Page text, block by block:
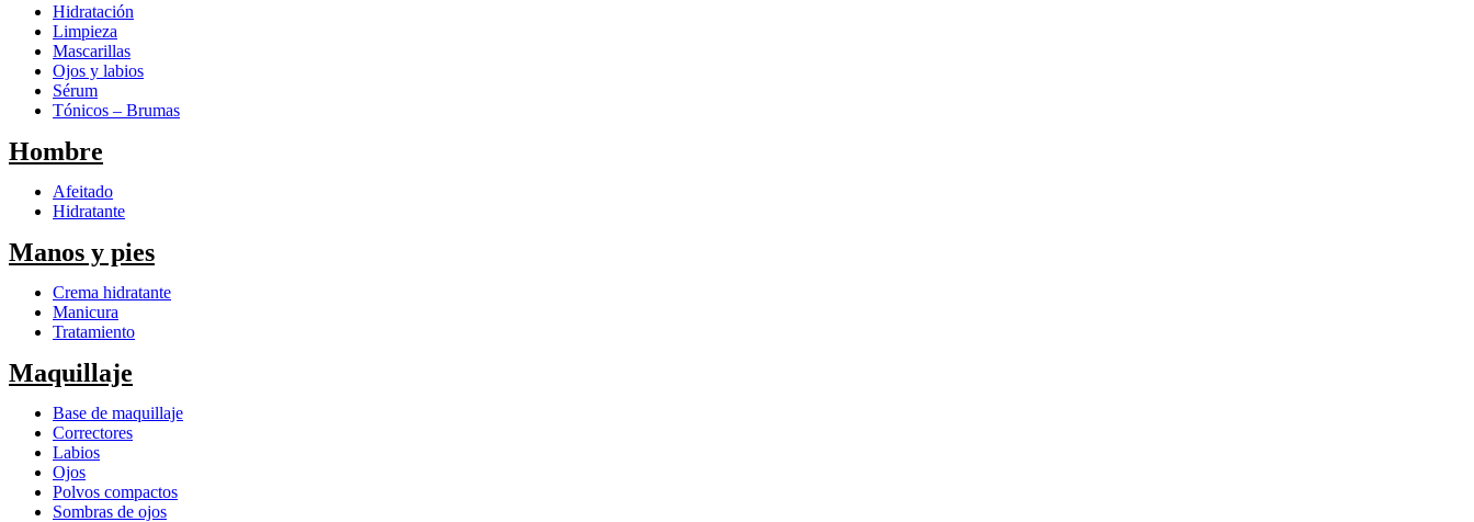
Hidratación
Limpieza
Mascarillas
Ojos y labios
Sérum
Tónicos – Brumas
Hombre
Afeitado
Hidratante
Manos y pies
Crema hidratante
Manicura
Tratamiento
Maquillaje
Base de maquillaje
Correctores
Labios
Ojos
Polvos compactos
Sombras de ojos